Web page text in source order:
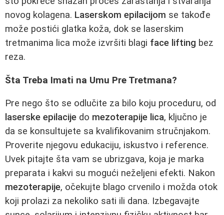
novog kolagena. Laserskom epilacijom se takođe
može postići glatka koža, dok se laserskim
tretmanima lica može izvršiti blagi face lifting bez
reza.
Šta Treba Imati na Umu Pre Tretmana?
Pre nego što se odlučite za bilo koju proceduru, od
laserske epilacije do mezoterapije lica, ključno je
da se konsultujete sa kvalifikovanim stručnjakom.
Proverite njegovu edukaciju, iskustvo i reference.
Uvek pitajte šta vam se ubrizgava, koja je marka
preparata i kakvi su mogući neželjeni efekti. Nakon
mezoterapije, očekujte blago crvenilo i možda otok
koji prolazi za nekoliko sati ili dana. Izbegavajte